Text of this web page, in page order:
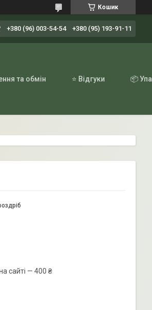
Кошик
+380 (96) 003-54-54 +380 (95) 193-91-11
та обмін ⭐ Відгуки 📦
сайті — 400 ₴